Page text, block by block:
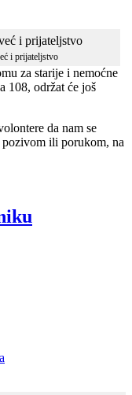
i prijateljstvo
za starije i nemoćne
108, održat će još
da nam se
ili porukom, na